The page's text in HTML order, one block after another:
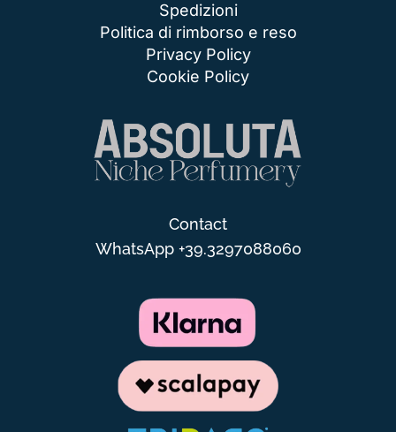
Spedizioni
Politica di rimborso e reso
Privacy Policy
Cookie Policy
Contact
WhatsApp +39.3297088060